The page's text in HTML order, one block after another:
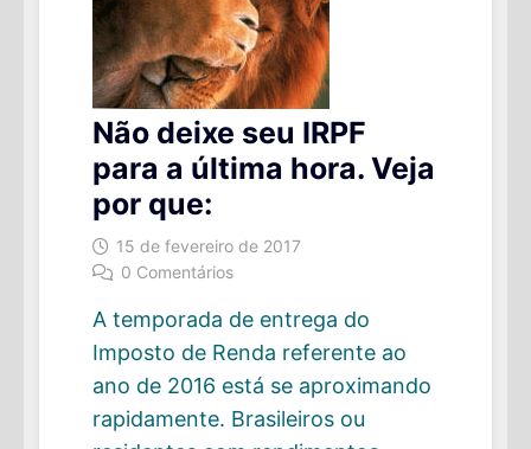
Não deixe seu IRPF
para a última hora. Veja
por que:
15 de fevereiro de 2017
0 Comentários
A temporada de entrega do
Imposto de Renda referente ao
ano de 2016 está se aproximando
rapidamente. Brasileiros ou